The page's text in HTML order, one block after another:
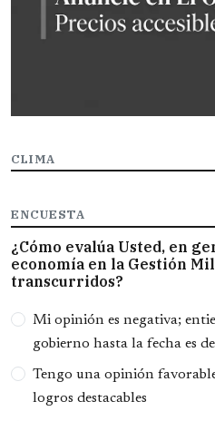
CLIMA
ENCUESTA
¿Cómo evalúa Usted, en
economía en la Gestión
transcurridos?
Opciones
Mi opinión es negativa;
gobierno hasta la fecha es
Tengo una opinión
logros destacables